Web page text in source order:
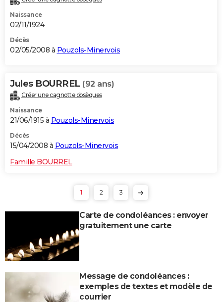
Naissance
02/11/1924
Décès
02/05/2008 à Pouzols-Minervois
Jules BOURREL (92 ans)
Créer une cagnotte obsèques
Naissance
21/06/1915 à Pouzols-Minervois
Décès
15/04/2008 à Pouzols-Minervois
Famille BOURREL
1 2 3
Carte de condoléances : envoyer
gratuitement une carte
Message de condoléances :
exemples de textes et modèle de
courrier